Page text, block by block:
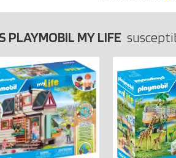
PLAYMOBIL MY LIFE